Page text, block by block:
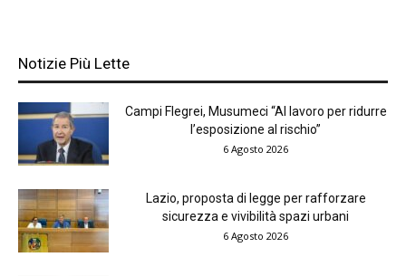
Notizie Più Lette
Campi Flegrei, Musumeci “Al lavoro per ridurre
l’esposizione al rischio”
6 Agosto 2026
Lazio, proposta di legge per rafforzare
sicurezza e vivibilità spazi urbani
6 Agosto 2026